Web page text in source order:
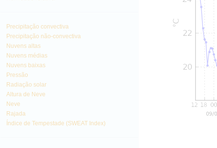
Precipitação convectiva
Precipitação não-convectiva
Nuvens altas
Nuvens médias
Nuvens baixas
Pressão
Radiação solar
Altura de Neve
Neve
Rajada
Índice de Tempestade (SWEAT Index)